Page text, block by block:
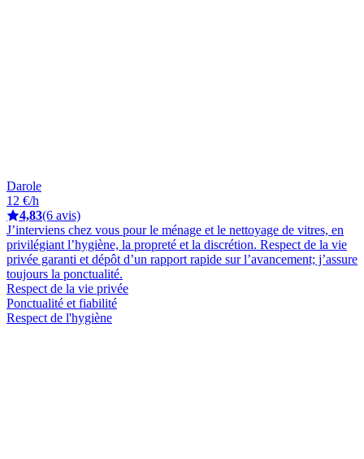
Darole
12 €/h
4,83(6 avis)
J’interviens chez vous pour le ménage et le nettoyage de vitres, en
privilégiant l’hygiène, la propreté et la discrétion. Respect de la vie
privée garanti et dépôt d’un rapport rapide sur l’avancement; j’assure
toujours la ponctualité.
Respect de la vie privée
Ponctualité et fiabilité
Respect de l'hygiène